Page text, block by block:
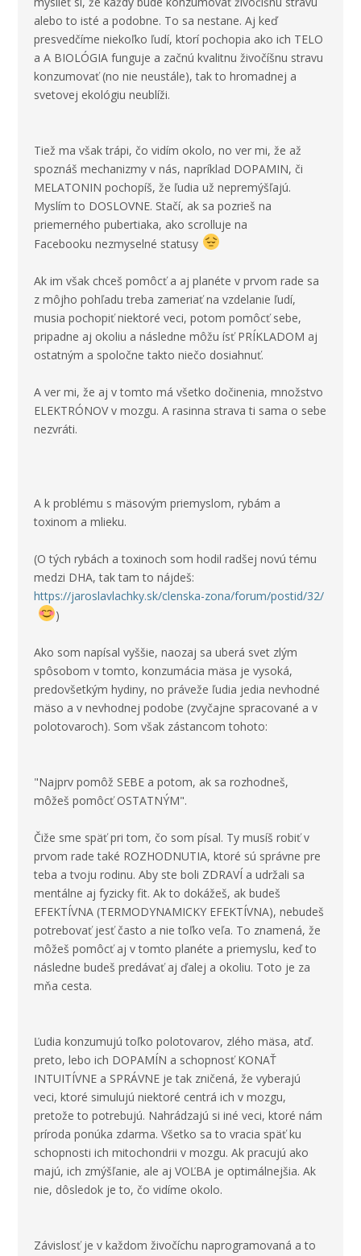
alebo to isté a podobne. To sa nestane. Aj keď
presvedčíme niekoľko ľudí, ktorí pochopia ako ich TELO
a A BIOLÓGIA funguje a začnú kvalitnu živočíšnu stravu
konzumovať (no nie neustále), tak to hromadnej a
svetovej ekológiu neublíži.
Tiež ma však trápi, čo vidím okolo, no ver mi, že až
spoznáš mechanizmy v nás, napríklad DOPAMIN, či
MELATONIN pochopíš, že ľudia už nepremýšľajú.
Myslím to DOSLOVNE. Stačí, ak sa pozrieš na
priemerného pubertiaka, ako scrolluje na
Facebooku nezmyselné statusy
Ak im však chceš pomôcť a aj planéte v prvom rade sa
z môjho pohľadu treba zameriať na vzdelanie ľudí,
musia pochopiť niektoré veci, potom pomôcť sebe,
pripadne aj okoliu a následne môžu ísť PRÍKLADOM aj
ostatným a spoločne takto niečo dosiahnuť.
A ver mi, že aj v tomto má všetko dočinenia, množstvo
ELEKTRÓNOV v mozgu. A rasinna strava ti sama o sebe
nezvráti.
A k problému s mäsovým priemyslom, rybám a
toxinom a mlieku.
(O tých rybách a toxinoch som hodil radšej novú tému
medzi DHA, tak tam to nájdeš:
https://jaroslavlachky.sk/clenska-zona/forum/postid/32/
)
Ako som napísal vyššie, naozaj sa uberá svet zlým
spôsobom v tomto, konzumácia mäsa je vysoká,
predovšetkým hydiny, no práveže ľudia jedia nevhodné
mäso a v nevhodnej podobe (zvyčajne spracované a v
polotovaroch). Som však zástancom tohoto:
"Najprv pomôž SEBE a potom, ak sa rozhodneš,
môžeš pomôcť OSTATNÝM".
Čiže sme späť pri tom, čo som písal. Ty musíš robiť v
prvom rade také ROZHODNUTIA, ktoré sú správne pre
teba a tvoju rodinu. Aby ste boli ZDRAVÍ a udržali sa
mentálne aj fyzicky fit. Ak to dokážeš, ak budeš
EFEKTÍVNA (TERMODYNAMICKY EFEKTÍVNA), nebudeš
potrebovať jesť často a nie toľko veľa. To znamená, že
môžeš pomôcť aj v tomto planéte a priemyslu, keď to
následne budeš predávať aj ďalej a okoliu. Toto je za
mňa cesta.
Ľudia konzumujú toľko polotovarov, zlého mäsa, atď.
preto, lebo ich DOPAMÍN a schopnosť KONAŤ
INTUITÍVNE a SPRÁVNE je tak zničená, že vyberajú
veci, ktoré simulujú niektoré centrá ich v mozgu,
pretože to potrebujú. Nahrádzajú si iné veci, ktoré nám
príroda ponúka zdarma. Všetko sa to vracia späť ku
schopnosti ich mitochondrii v mozgu. Ak pracujú ako
majú, ich zmýšľanie, ale aj VOĽBA je optimálnejšia. Ak
nie, dôsledok je to, čo vidíme okolo.
Závislosť je v každom živočíchu naprogramovaná a to